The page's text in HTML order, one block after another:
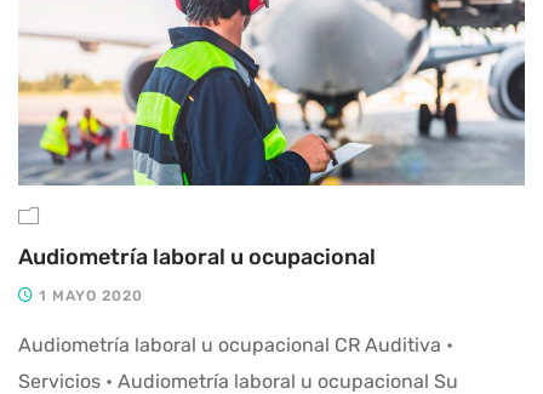
Audiometría laboral u ocupacional
1 MAYO 2020
Audiometría laboral u ocupacional CR Auditiva •
Servicios • Audiometría laboral u ocupacional Su